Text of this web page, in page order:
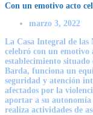
Con un emotivo acto
marzo 3, 2022
La Casa Integral de las
celebró con un emotivo
establecimiento
Barda, funciona un
seguridad y atención
afectados por la
aportar a su
realiza actividades de